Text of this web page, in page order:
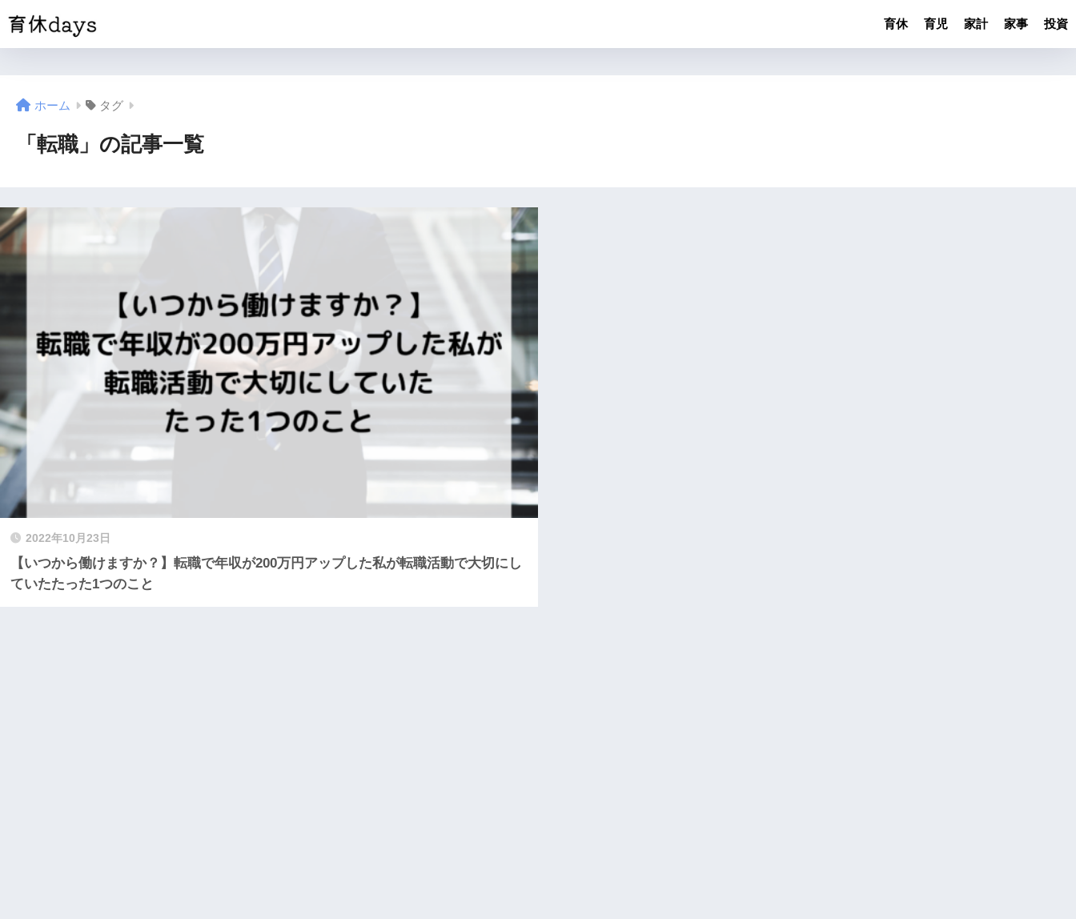
育休 育児 家計 家事 投資
ホーム タグ
「転職」の記事一覧
2022年10月23日
【いつから働けますか？】転職で年収が200万円アップした私が転職活動で大切にし
ていたたった1つのこと